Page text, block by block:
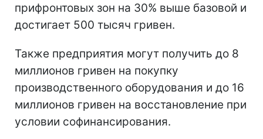
прифронтовых зон на 30% выше базовой и
достигает 500 тысяч гривен.
Также предприятия могут получить до 8
миллионов гривен на покупку
производственного оборудования и до 16
миллионов гривен на восстановление при
условии софинансирования.